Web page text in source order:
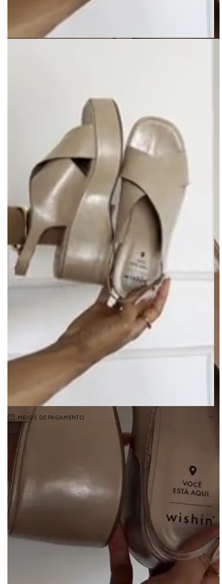
MEIOS DE PAGAMENTO
✔️ Forma padrão: aconselhamos escolher o seu número habitual.
A Plataforma Seraya traz elegância e praticidade para o dia a dia.
Confeccionada em napa, conta com tiras largas cruzadas e
fechamento com fivela ajustável no tornozelo. O salto anabela,
garante leveza e conforto ao caminhar, enquanto o design clean
combina com produções casuais ou mais refinadas. Um modelo
versátil para te acompanhar em todos os momentos.
Material externo: Sintético
Palmilha: Sintético